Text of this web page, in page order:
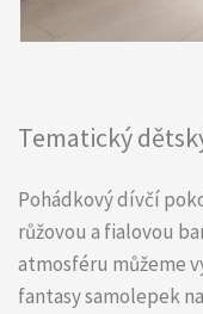
Tematický
Pohádkový dívčí
růžovou a fialovou
atmosféru můžeme
fantasy samolepek